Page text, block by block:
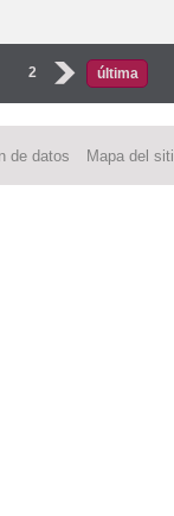
2 › última
de datos Mapa del